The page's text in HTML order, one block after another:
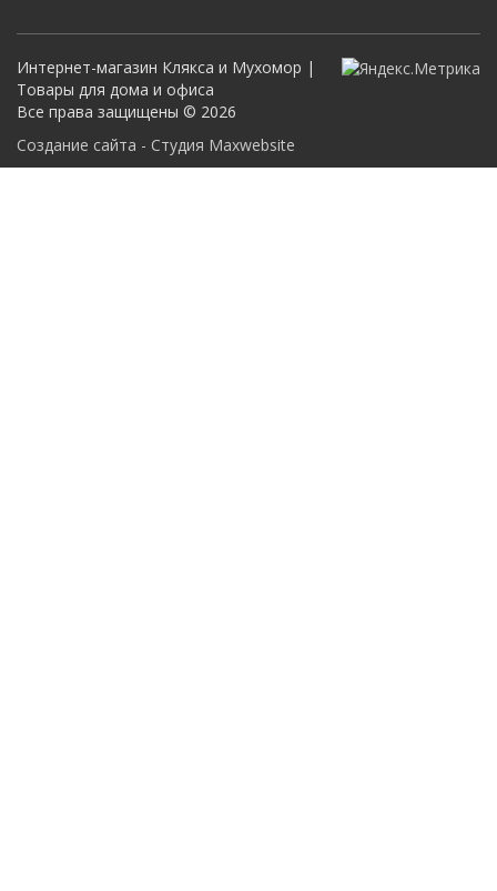
Интернет-магазин Клякса и Мухомор |
Товары для дома и офиса
Все права защищены © 2026
Создание сайта - Студия Maxwebsite